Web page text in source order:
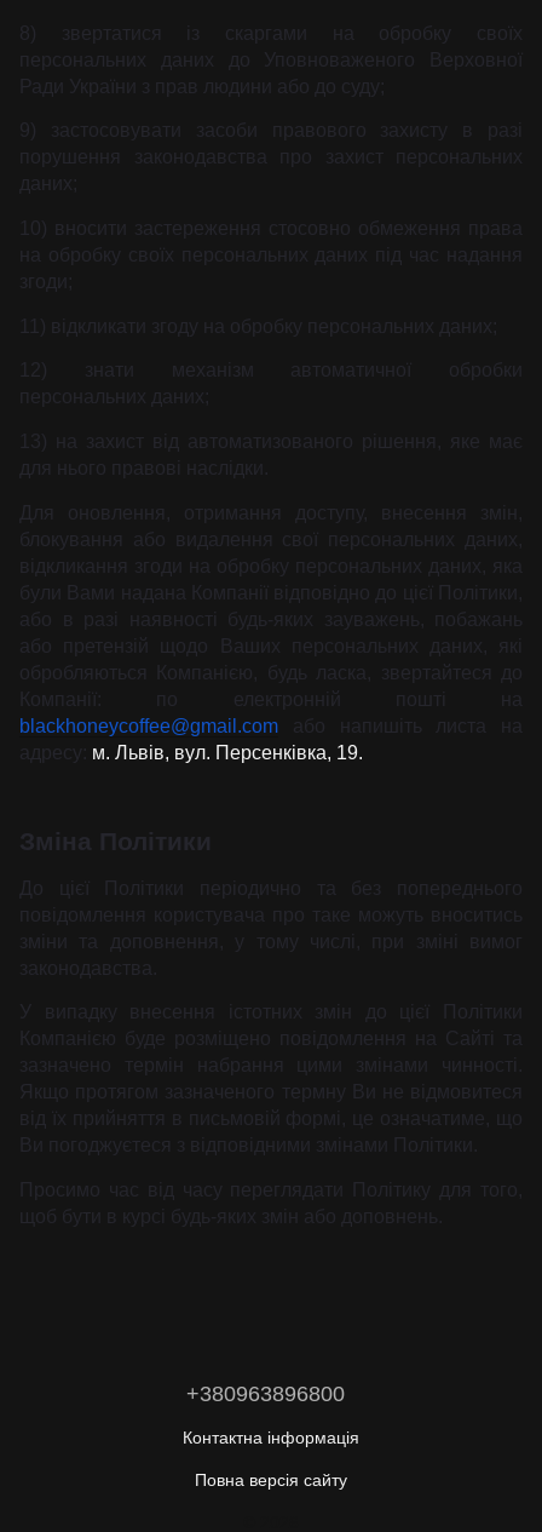
8) звертатися із скаргами на обробку своїх
персональних даних до Уповноваженого Верховної
Ради України з прав людини або до суду;
9) застосовувати засоби правового захисту в разі
порушення законодавства про захист персональних
даних;
10) вносити застереження стосовно обмеження права
на обробку своїх персональних даних під час надання
згоди;
11) відкликати згоду на обробку персональних даних;
12) знати механізм автоматичної обробки
персональних даних;
13) на захист від автоматизованого рішення, яке має
для нього правові наслідки.
Для оновлення, отримання доступу, внесення змін,
блокування або видалення свої персональних даних,
відкликання згоди на обробку персональних даних, яка
були Вами надана Компанії відповідно до цієї Політики,
або в разі наявності будь-яких зауважень, побажань
або претензій щодо Ваших персональних даних, які
обробляються Компанією, будь ласка, звертайтеся до
Компанії: по електронній пошті на
blackhoneycoffee@gmail.com або напишіть листа на
адресу: м. Львів, вул. Персенківка, 19.
Зміна Політики
До цієї Політики періодично та без попереднього
повідомлення користувача про таке можуть вноситись
зміни та доповнення, у тому числі, при зміні вимог
законодавства.
У випадку внесення істотних змін до цієї Політики
Компанією буде розміщено повідомлення на Сайті та
зазначено термін набрання цими змінами чинності.
Якщо протягом зазначеного термну Ви не відмовитеся
від їх прийняття в письмовій формі, це означатиме, що
Ви погоджуєтеся з відповідними змінами Політики.
Просимо час від часу переглядати Політику для того,
щоб бути в курсі будь-яких змін або доповнень.
+380963896800
Контактна інформація
Повна версія сайту